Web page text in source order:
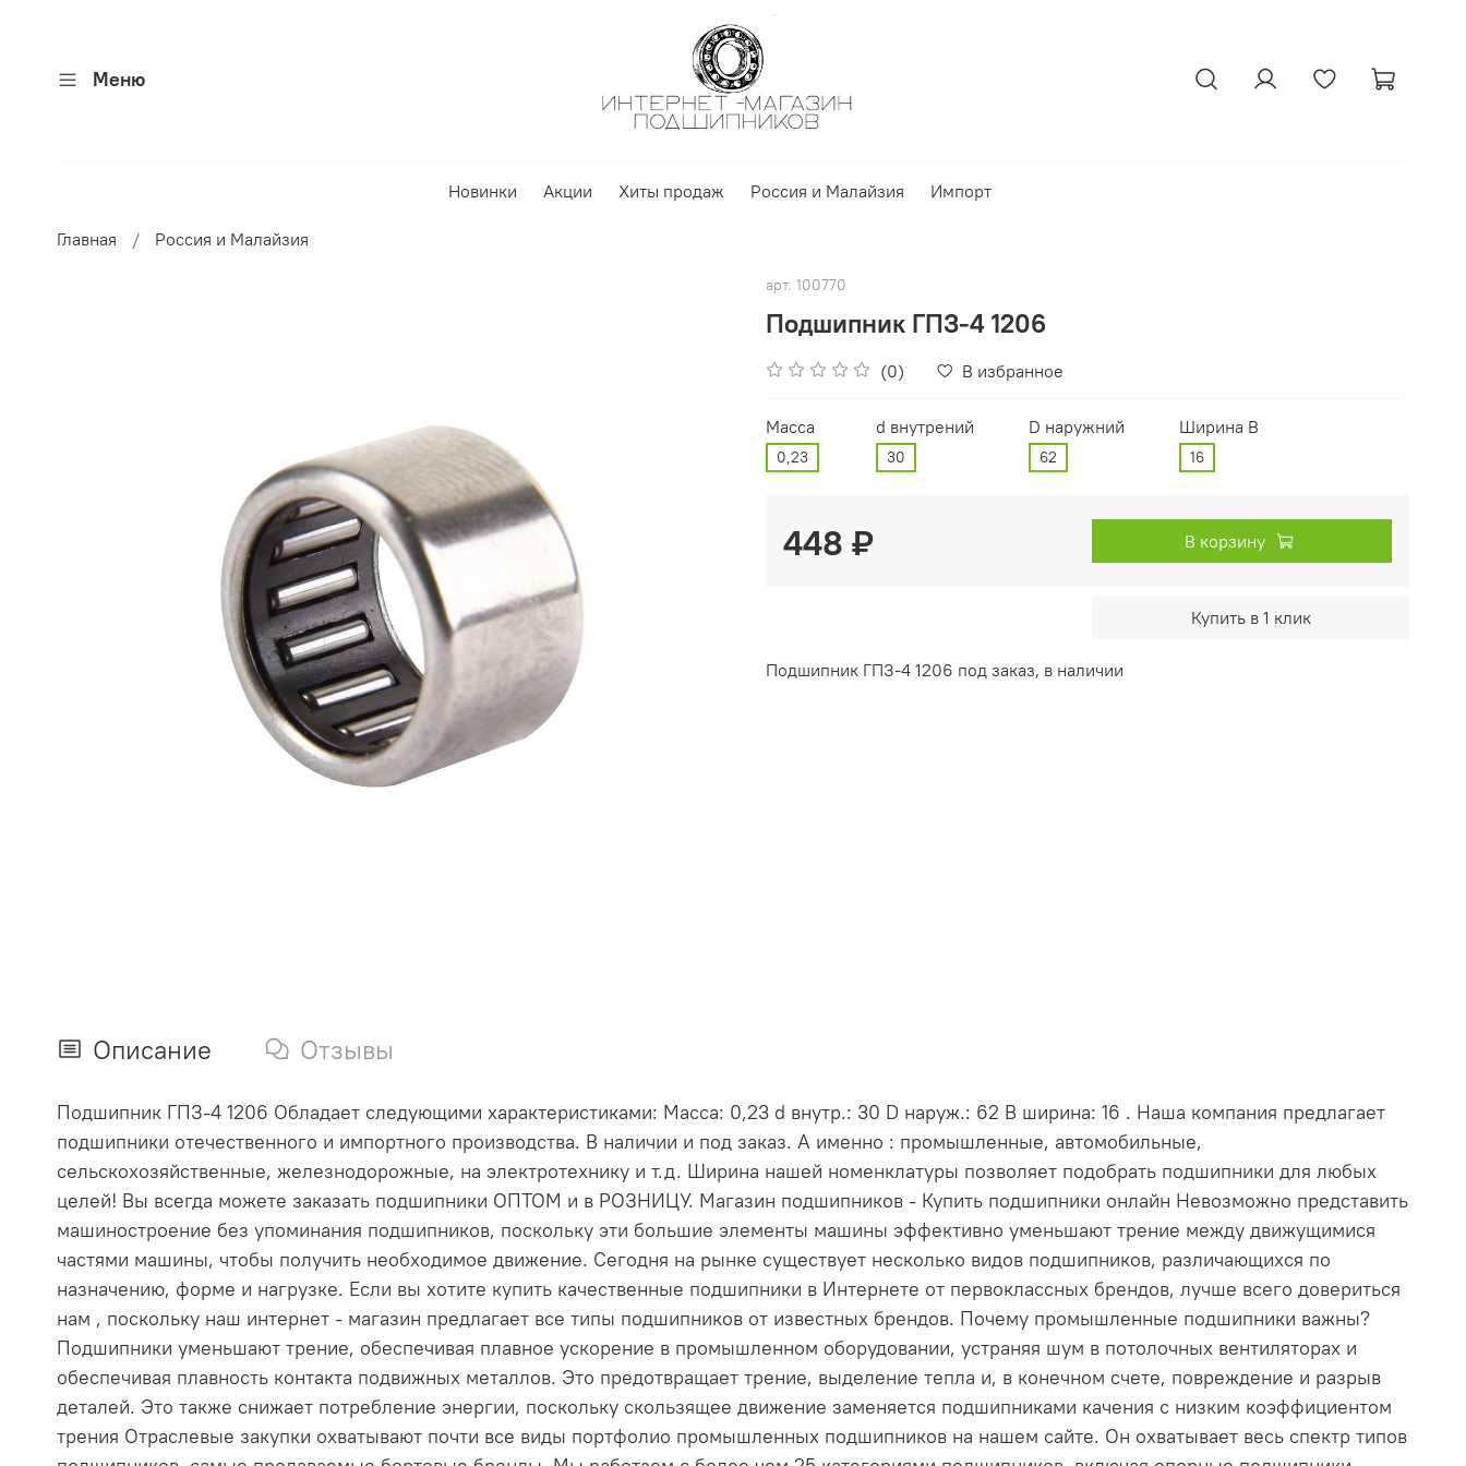
Меню
Новинки Акции Хиты продаж Россия и Малайзия Импорт
Главная Россия и Малайзия
арт. 100770
Подшипник ГПЗ-4 1206
(0) В избранное
Масса
0,23
d внутрений
30
D наружний
62
Ширина В
16
448 ₽ В корзину
Купить в 1 клик
Подшипник ГПЗ-4 1206 под заказ, в наличии
Описание Отзывы
Подшипник ГПЗ-4 1206 Обладает следующими характеристиками: Масса: 0,23 d внутр.: 30 D наруж.: 62 В ширина: 16 . Наша компания предлагает
подшипники отечественного и импортного производства. В наличии и под заказ. А именно : промышленные, автомобильные,
сельскохозяйственные, железнодорожные, на электротехнику и т.д. Ширина нашей номенклатуры позволяет подобрать подшипники для любых
целей! Вы всегда можете заказать подшипники ОПТОМ и в РОЗНИЦУ. Магазин подшипников - Купить подшипники онлайн Невозможно представить
машиностроение без упоминания подшипников, поскольку эти большие элементы машины эффективно уменьшают трение между движущимися
частями машины, чтобы получить необходимое движение. Сегодня на рынке существует несколько видов подшипников, различающихся по
назначению, форме и нагрузке. Если вы хотите купить качественные подшипники в Интернете от первоклассных брендов, лучше всего довериться
нам , поскольку наш интернет - магазин предлагает все типы подшипников от известных брендов. Почему промышленные подшипники важны?
Подшипники уменьшают трение, обеспечивая плавное ускорение в промышленном оборудовании, устраняя шум в потолочных вентиляторах и
обеспечивая плавность контакта подвижных металлов. Это предотвращает трение, выделение тепла и, в конечном счете, повреждение и разрыв
деталей. Это также снижает потребление энергии, поскольку скользящее движение заменяется подшипниками качения с низким коэффициентом
трения Отраслевые закупки охватывают почти все виды портфолио промышленных подшипников на нашем сайте. Он охватывает весь спектр типов